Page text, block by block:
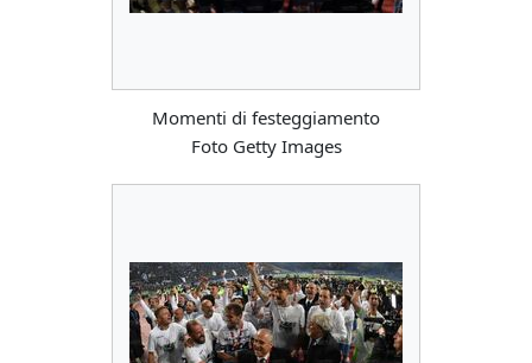
Momenti di festeggiamento
Foto Getty Images